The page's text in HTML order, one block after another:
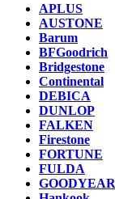
APLUS
AUSTONE
Barum
BFGoodrich
Bridgestone
Continental
DEBICA
DUNLOP
FALKEN
Firestone
FORTUNE
FULDA
GOODYEAR